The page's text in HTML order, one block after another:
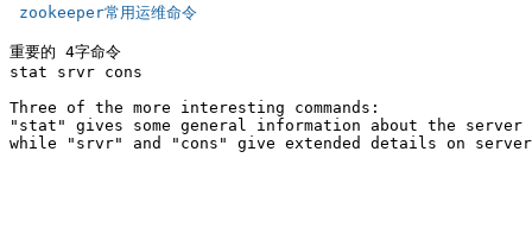
zookeeper常用运维命令
重要的 4字命令
stat srvr cons
Three of the more interesting commands:
"stat" gives some general information about the
while "srvr" and "cons" give extended details on